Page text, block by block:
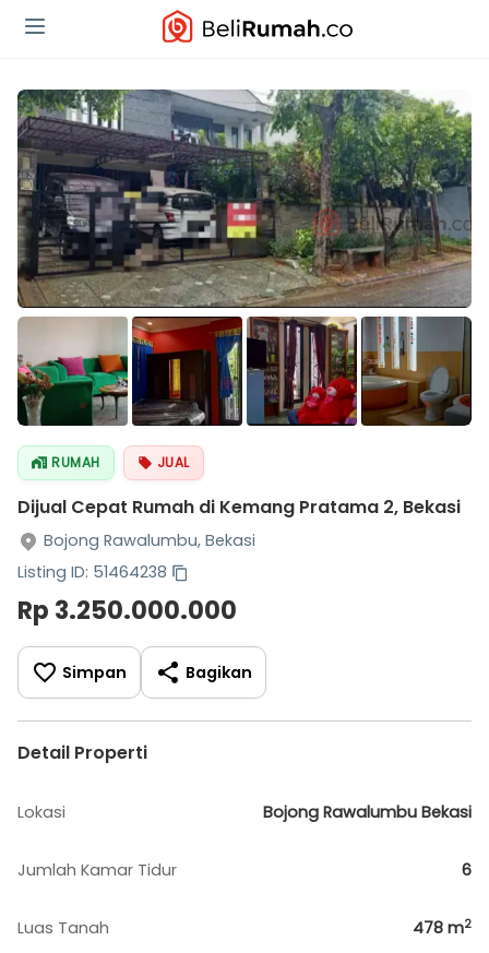
RUMAH JUAL
Dijual Cepat Rumah di Kemang Pratama 2, Bekasi
Bojong Rawalumbu, Bekasi
Listing ID: 51464238
Rp 3.250.000.000
Simpan Bagikan
Detail Properti
Lokasi Bojong Rawalumbu Bekasi
Jumlah Kamar Tidur 6
Luas Tanah 478 m2